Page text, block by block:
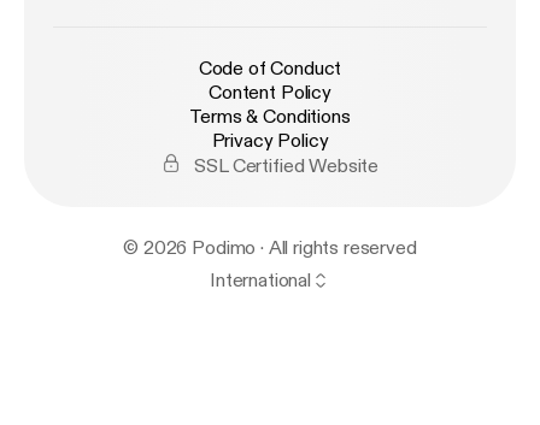
Code of Conduct
Content Policy
Terms & Conditions
Privacy Policy
SSL Certified Website
© 2026 Podimo · All rights reserved
International